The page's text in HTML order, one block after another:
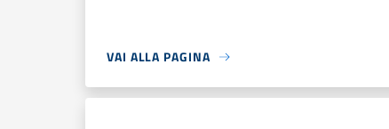
VAI ALLA PAGINA